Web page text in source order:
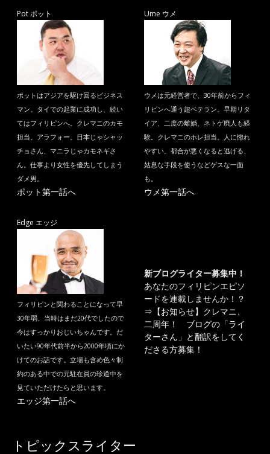
Pot ポット
ポットはアジアを駆け回るビジネス
マン。タイでの起業に成功し、続い
てはフィリピンへ。クレマニのカモ
担当。アラフォー。日本じゃシャッ
チョさん、マニラじゃカモネギさ
ん。仕事より女性を優先してしまう
ダメ男。
ポット第一話へ
Ume ウメ
ウメは元経営者で、30年前からフィ
リピンへ通う超ベテラン。早期リタ
イア、二度の離婚、ネトゲ廃人も経
験。クレマニのホレ担当。人に惚れ
やすい。都合が悪くなると逃げる、
姑息な手段を使うなどゲスな一面
も。
ウメ第一話へ
Edge エッジ
フィリピンと関わることになって早
30年弱、当時はまだ20代でしたので
今はすっかりおじいちゃんです。だ
いたい90年代前半から2000年頃にか
けてのお話です。立場も含め色々制
約のある中での元駐在員の珍道中を
見ていただけたらと思います。
エッジ第一話へ
新ブログライター募集中！
あなたのフィリピンエピソ
ードを連載しませんか！？
⇒ 【お知らせ】クレマニ、
二周年！ ブログの「ライ
ターさん」と翻訳をしてく
ださる方募集！
トピックスライター